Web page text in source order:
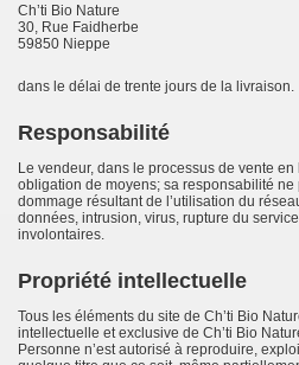
Ch’ti Bio Nature
30, Rue Faidherbe
59850 Nieppe
dans le délai de trente jours de la livraison.
Responsabilité
Le vendeur, dans le processus de vente en
obligation de moyens; sa responsabilité
dommage résultant de l’utilisation du
données, intrusion, virus, rupture du
involontaires.
Propriété intellectuelle
Tous les éléments du site de Ch’ti Bio
intellectuelle et exclusive de Ch’ti Bio
Personne n’est autorisé à reproduire,